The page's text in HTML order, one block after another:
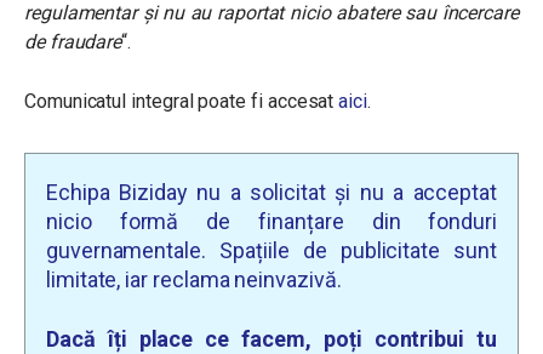
regulamentar și nu au raportat nicio abatere sau încercare
de fraudare“.
Comunicatul integral poate fi accesataici.
Echipa Biziday nu a solicitat și nu a acceptat
nicio formă de finanțare din fonduri
guvernamentale. Spațiile de publicitate sunt
limitate, iar reclama neinvazivă.
Dacă îți place ce facem, poți contribui tu